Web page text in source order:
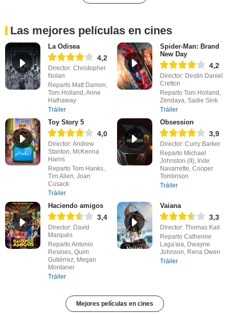
Las mejores películas en cines
La Odisea
4,2
Director: Christopher
Nolan
Reparto Matt Damon,
Tom Holland, Anne
Hathaway
Tráiler
Spider-Man: Brand
New Day
4,2
Director: Destin Daniel
Cretton
Reparto Tom Holland,
Zendaya, Sadie Sink
Tráiler
Toy Story 5
4,0
Director: Andrew
Stanton, McKenna
Harris
Reparto Tom Hanks,
Tim Allen, Joan
Cusack
Tráiler
Obsession
3,9
Director: Curry Barker
Reparto Michael
Johnston (II), Inde
Navarrette, Cooper
Tomlinson
Tráiler
Haciendo amigos
3,4
Director: David
Marqués
Reparto Antonio
Resines, Quim
Gutiérrez, Megan
Montaner
Tráiler
Vaiana
3,3
Director: Thomas Kail
Reparto Catherine
Laga'aia, Dwayne
Johnson, Rena Owen
Tráiler
Mejores películas en cines